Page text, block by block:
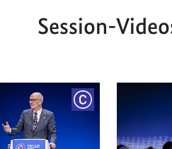
Session-
COPYRIGHT